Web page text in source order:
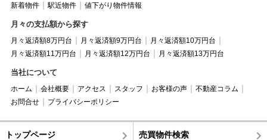
新着物件 駅近物件 値下がり物件情報
月々の支払額から探す
月々返済額8万円台 月々返済額9万円台
月々返済額10万円台
月々返済額11万円台
月々返済額12万円台 月々返済額13万円台
当社について
ホーム 会社概要 アクセス スタッフ お客様の声
不動産コラム
お問合せ
プライバシーポリシー
トップページ 売買物件検索